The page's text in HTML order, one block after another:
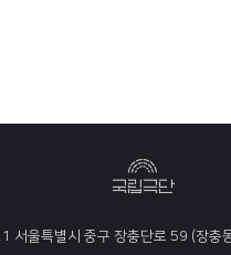
서울특별시 중구 장충단로 59 (장충